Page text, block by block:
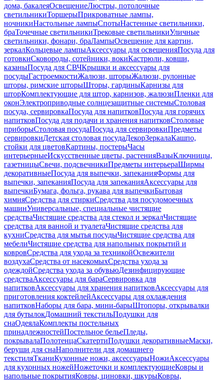
дома, бакалеяОсвещениеЛюстры, потолочные
светильникиТоршерыПрикроватные лампы,
ночникиНастольные лампыСпотыНастенные светильники,
браТочечные светильникиТрековые светильникиУличные
светильники, фонари, браЛампыОсвещение для картин,
зеркалКольцевые лампыАксессуары для освещенияПосуда для
готовкиСковороды, сотейники, вокиКастрюли, ковши,
казаныПосуда для СВЧКрышки и аксессуары для
посудыГастроемкостиЖалюзи, шторыЖалюзи, рулонные
шторы, римские шторыШторы, гардиныКарнизы для
шторКомплектующие для штор, карнизов, жалюзиПленки для
оконЭлектроприводные солнцезащитные системыСтоловая
посуда, сервировкаПосуда для напитковПосуда для горячих
напитковПосуда для подачи и хранения напитковСтоловые
приборыСтоловая посудаПосуда для сервировкиПредметы
сервировкиДетская столовая посудаДекорЗеркалаКашпо,
стойки для цветовКартины, постерыЧасы
интерьерныеИскусственные цветы, растенияВазыКлючницы,
газетницыСвечи, подсвечникиПредметы интерьераШирмы
декоративныеПосуда для выпечки, запеканияФормы для
выпечки, запеканияПосуда для запеканияАксессуары для
выпечкиБумага, фольга, рукава для выпечкиБытовая
химияСредства для стиркиСредства для посудомоечных
машинУниверсальные, специальные чистящие
средстваЧистящие средства для стекол и зеркалЧистящие
средства для ванной и туалетаЧистящие средства для
кухниСредства для мытья посудыЧистящие средства для
мебелиЧистящие средства для напольных покрытий и
ковровСредства для ухода за техникойОсвежители
воздухаСредства от насекомыхСредства ухода за
одеждойСредства ухода за обувьюДезинфицирующие
средстваАксессуары для бараСервировка для
напитковАксессуары для хранения напитковАксессуары для
приготовления коктейлейАксессуары для охлаждения
напитковНаборы для бара, мини-барыШтопоры, открывалки
для бутылокДомашний текстильПодушки для
снаОдеялаКомплекты постельных
принадлежностейПостельное бельеПледы,
покрывалаПолотенцаСкатертиПодушки декоративныеМаски,
беруши для снаНаполнители для домашнего
текстиляТканиКухонные ножи, аксессуарыНожиАксессуары
для кухонных ножейНожеточки и комплектующиеКовры и
напольные покрытияКовры, циновки, шкурыКовры,